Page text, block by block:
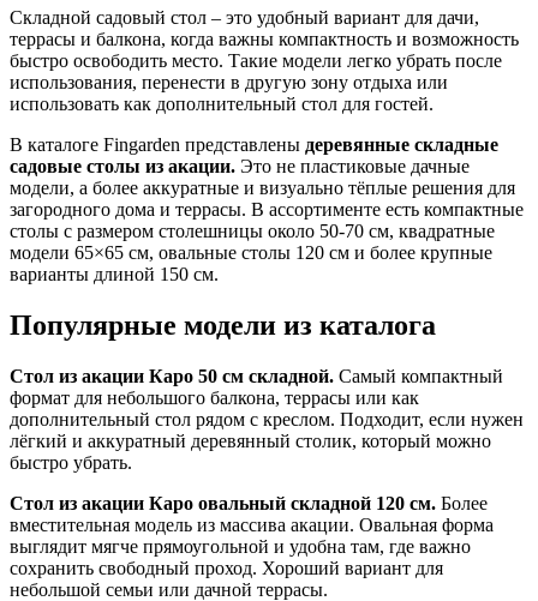
Складной садовый стол – это удобный вариант для дачи,
террасы и балкона, когда важны компактность и возможность
быстро освободить место. Такие модели легко убрать после
использования, перенести в другую зону отдыха или
использовать как дополнительный стол для гостей.
В каталоге Fingarden представлены деревянные складные
садовые столы из акации. Это не пластиковые дачные
модели, а более аккуратные и визуально тёплые решения для
загородного дома и террасы. В ассортименте есть компактные
столы с размером столешницы около 50-70 см, квадратные
модели 65×65 см, овальные столы 120 см и более крупные
варианты длиной 150 см.
Популярные модели из каталога
Стол из акации Каро 50 см складной. Самый компактный
формат для небольшого балкона, террасы или как
дополнительный стол рядом с креслом. Подходит, если нужен
лёгкий и аккуратный деревянный столик, который можно
быстро убрать.
Стол из акации Каро овальный складной 120 см. Более
вместительная модель из массива акации. Овальная форма
выглядит мягче прямоугольной и удобна там, где важно
сохранить свободный проход. Хороший вариант для
небольшой семьи или дачной террасы.